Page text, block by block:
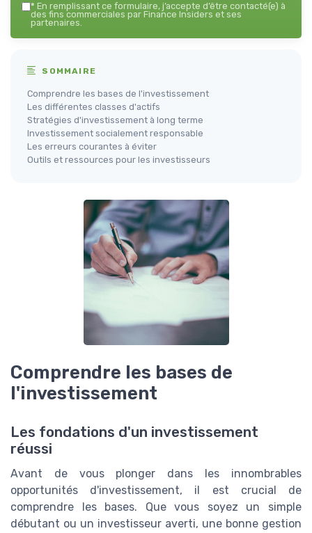
* En remplissant ce formulaire, j’accepte d’être contacté(e) à
des fins commerciales par Finance Insiders et ses
partenaires.
SOMMAIRE
Comprendre les bases de l'investissement
Les différentes classes d'actifs
Stratégies d'investissement à long terme
Investissement socialement responsable
Les erreurs courantes à éviter
Outils et ressources pour les investisseurs
Comprendre les bases de
l'investissement
Les fondations d'un investissement
réussi
Avant de vous plonger dans les innombrables
opportunités d'investissement, il est crucial de
comprendre les bases. Que vous soyez un simple
débutant ou un investisseur averti, une bonne gestion